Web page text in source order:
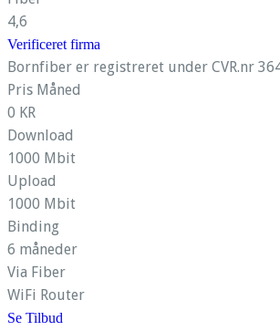
4,6
Verificeret firma
Bornfiber er registreret under CVR.nr
Pris Måned
0 KR
Download
1000 Mbit
Upload
1000 Mbit
Binding
6 måneder
Via Fiber
WiFi Router
Se Tilbud